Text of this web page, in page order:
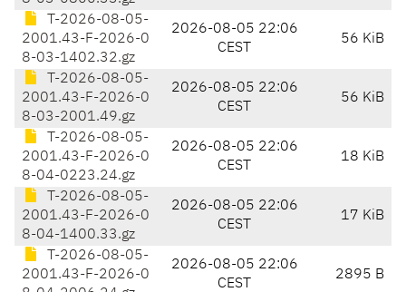
T-2026-08-05-
2001.43-F-2026-0
8-03-1402.32.gz
2026-08-05 22:06
CEST
56 KiB
T-2026-08-05-
2001.43-F-2026-0
8-03-2001.49.gz
2026-08-05 22:06
CEST
56 KiB
T-2026-08-05-
2001.43-F-2026-0
8-04-0223.24.gz
2026-08-05 22:06
CEST
18 KiB
T-2026-08-05-
2001.43-F-2026-0
8-04-1400.33.gz
2026-08-05 22:06
CEST
17 KiB
T-2026-08-05-
2001.43-F-2026-0
2026-08-05 22:06
CEST
2895 B